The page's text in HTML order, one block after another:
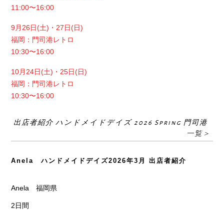
11:00〜16:00
9月26日(土)・27日(日)
福岡：門司港レトロ
10:30〜16:00
10月24日(土)・25日(日)
福岡：門司港レトロ
10:30〜16:00
出店者紹介 ハンドメイドデイズ 2026 Spring 門司港
一覧＞
Anela ハンドメイドデイズ2026年3月 出店者紹介
Anela 福岡県
2日間